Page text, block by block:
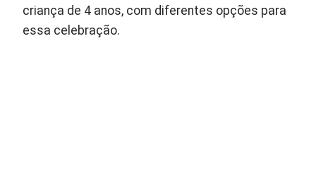
criança de 4 anos, com diferentes opções para
essa celebração.